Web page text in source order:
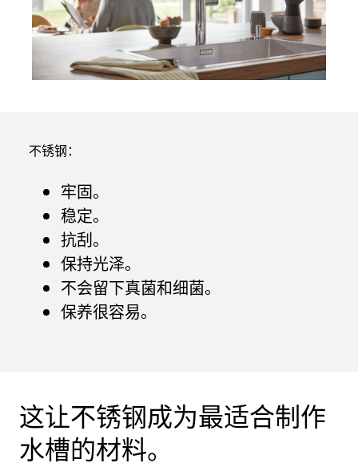
不锈钢：
牢固。
稳定。
抗刮。
保持光泽。
不会留下真菌和细菌。
保养很容易。
这让不锈钢成为最适合制作
水槽的材料。